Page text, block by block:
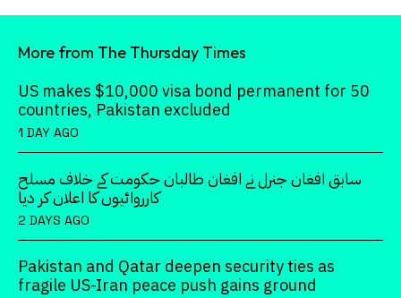
More from The Thursday Times
US makes $10,000 visa bond permanent for 50
countries, Pakistan excluded
1 DAY AGO
سابق افغان جنرل نے افغان طالبان حکومت کے خلاف مسلح
کارروائیوں کا اعلان کر دیا
2 DAYS AGO
Pakistan and Qatar deepen security ties as
fragile US-Iran peace push gains ground